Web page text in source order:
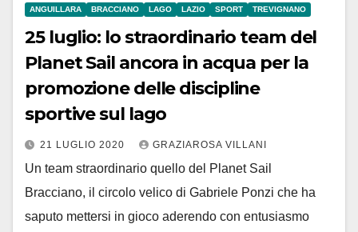
ANGUILLARA BRACCIANO LAGO LAZIO SPORT TREVIGNANO
25 luglio: lo straordinario team del
Planet Sail ancora in acqua per la
promozione delle discipline
sportive sul lago
21 LUGLIO 2020 GRAZIAROSA VILLANI
Un team straordinario quello del Planet Sail
Bracciano, il circolo velico di Gabriele Ponzi che ha
saputo mettersi in gioco aderendo con entusiasmo